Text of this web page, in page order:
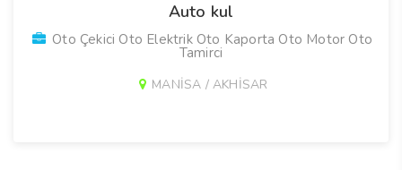
Auto kul
Oto Çekici Oto Elektrik Oto Kaporta Oto Motor Oto
Tamirci
MANİSA / AKHİSAR